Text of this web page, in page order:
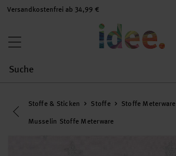
Versandkostenfrei ab 34,99 €
Eine Kategorie zurück navigieren
Stoffe & Sticken Stoffe
Stoffe Meterware
Musselin Stoffe Meterware